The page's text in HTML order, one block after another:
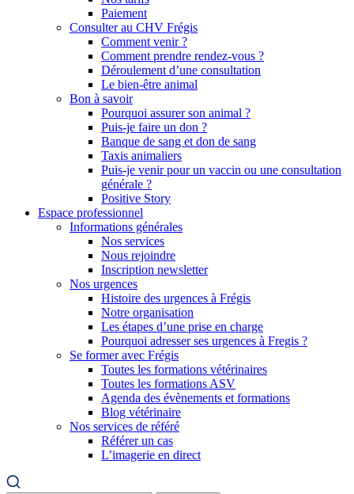
Paiement
Consulter au CHV Frégis
Comment venir ?
Comment prendre rendez-vous ?
Déroulement d’une consultation
Le bien-être animal
Bon à savoir
Pourquoi assurer son animal ?
Puis-je faire un don ?
Banque de sang et don de sang
Taxis animaliers
Puis-je venir pour un vaccin ou une consultation
générale ?
Positive Story
Espace professionnel
Informations générales
Nos services
Nous rejoindre
Inscription newsletter
Nos urgences
Histoire des urgences à Frégis
Notre organisation
Les étapes d’une prise en charge
Pourquoi adresser ses urgences à Fregis ?
Se former avec Frégis
Toutes les formations vétérinaires
Toutes les formations ASV
Agenda des évènements et formations
Blog vétérinaire
Nos services de référé
Référer un cas
L’imagerie en direct